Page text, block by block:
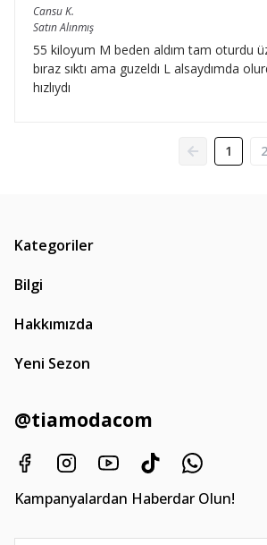
CansuK.
Satın Alınmış
55 kiloyum M beden aldım tam oturdu
bıraz sıktı ama guzeldı L alsaydımda
hızlıydı
1 2
Kategoriler
Bilgi
Hakkımızda
Yeni Sezon
@tiamodacom
Kampanyalardan Haberdar Olun!